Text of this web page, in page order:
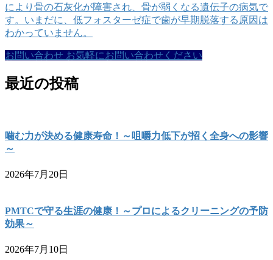
により骨の石灰化が障害され、骨が弱くなる遺伝子の病気で
す。いまだに、低フォスターゼ症で歯が早期脱落する原因は
わかっていません。
お問い合わせ お気軽にお問い合わせください
最近の投稿
噛む力が決める健康寿命！～咀嚼力低下が招く全身への影響
～
2026年7月20日
PMTCで守る生涯の健康！～プロによるクリーニングの予防
効果～
2026年7月10日